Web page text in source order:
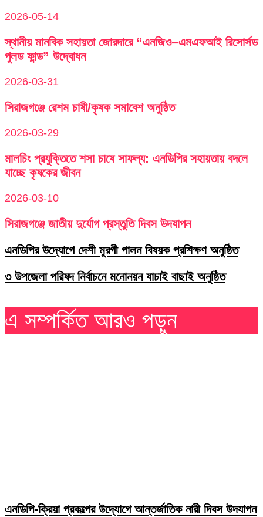
2026-05-14
স্থানীয় মানবিক সহায়তা জোরদারে “এনজিও–এমএফআই রিসোর্সড
পুলড ফান্ড” উদ্বোধন
2026-03-31
সিরাজগঞ্জে রেশম চাষী/কৃষক সমাবেশ অনুষ্ঠিত
2026-03-29
মালচিং প্রযুক্তিতে শসা চাষে সাফল্য: এনডিপির সহায়তায় বদলে
যাচ্ছে কৃষকের জীবন
2026-03-10
সিরাজগঞ্জে জাতীয় দুর্যোগ প্রস্তুতি দিবস উদযাপন
এনডিপির উদ্যোগে দেশী মুরগী পালন বিষয়ক প্রশিক্ষণ অনুষ্ঠিত
৩ উপজেলা পরিষদ নির্বাচনে মনোনয়ন যাচাই বাছাই অনুষ্ঠিত
এ সম্পর্কিত আরও পড়ুন
এনডিপি-ক্রিয়া প্রকল্পের উদ্যোগে আন্তর্জাতিক নারী দিবস উদযাপন